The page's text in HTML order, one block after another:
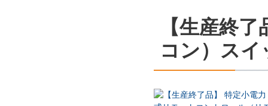
【生産終
コン）ス